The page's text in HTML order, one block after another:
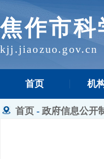
焦作市科
kjj.jiaozuo.gov.cn
首页 机
首页 - 政府信息公开